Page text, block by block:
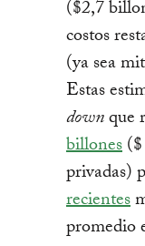
($2,7
costos
(ya sea
Estas
downque
billones
privadas)
recientes
promedio